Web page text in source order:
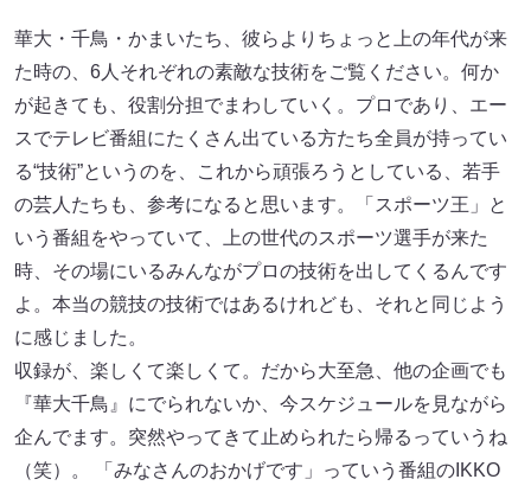
華大・千鳥・かまいたち、彼らよりちょっと上の年代が来
た時の、6人それぞれの素敵な技術をご覧ください。何か
が起きても、役割分担でまわしていく。プロであり、エー
スでテレビ番組にたくさん出ている方たち全員が持ってい
る“技術”というのを、これから頑張ろうとしている、若手
の芸人たちも、参考になると思います。「スポーツ王」と
いう番組をやっていて、上の世代のスポーツ選手が来た
時、その場にいるみんながプロの技術を出してくるんです
よ。本当の競技の技術ではあるけれども、それと同じよう
に感じました。
収録が、楽しくて楽しくて。だから大至急、他の企画でも
『華大千鳥』にでられないか、今スケジュールを見ながら
企んでます。突然やってきて止められたら帰るっていうね
（笑）。 「みなさんのおかげです」っていう番組のIKKO